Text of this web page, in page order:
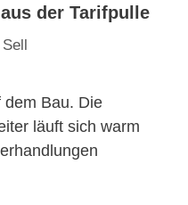
der Tarifpulle
dem Bau. Die
läuft sich warm